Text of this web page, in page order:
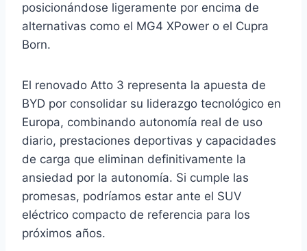
posicionándose ligeramente por encima de
alternativas como el MG4 XPower o el Cupra
Born.
El renovado Atto 3 representa la apuesta de
BYD por consolidar su liderazgo tecnológico en
Europa, combinando autonomía real de uso
diario, prestaciones deportivas y capacidades
de carga que eliminan definitivamente la
ansiedad por la autonomía. Si cumple las
promesas, podríamos estar ante el SUV
eléctrico compacto de referencia para los
próximos años.